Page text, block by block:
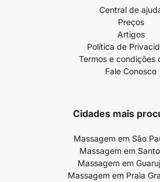
Central de
Preços
Artigos
Política de
Termos e condições
Fale Conosco
Cidades mais
Massagem em São
Massagem em
Massagem em
Massagem em Praia